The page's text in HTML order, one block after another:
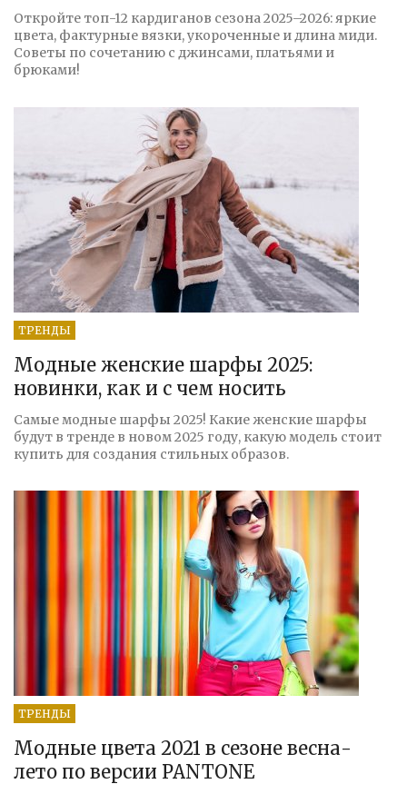
Откройте топ-12 кардиганов сезона 2025–2026: яркие
цвета, фактурные вязки, укороченные и длина миди.
Советы по сочетанию с джинсами, платьями и
брюками!
ТРЕНДЫ
Модные женские шарфы 2025:
новинки, как и с чем носить
Самые модные шарфы 2025! Какие женские шарфы
будут в тренде в новом 2025 году, какую модель стоит
купить для создания стильных образов.
ТРЕНДЫ
Модные цвета 2021 в сезоне весна-
лето по версии PANTONE